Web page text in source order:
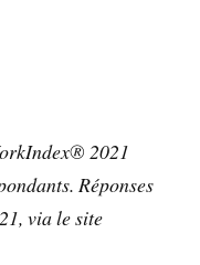
2021
Réponses
via le site